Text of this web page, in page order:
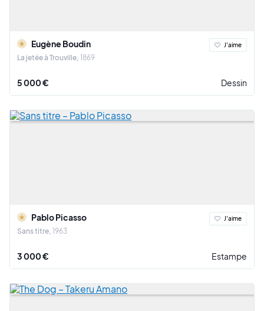
Eugène Boudin
La jetée à Trouville 1869
J'aime
5 000 € Dessin
Pablo Picasso
Sans titre 1963
J'aime
3 000 € Estampe